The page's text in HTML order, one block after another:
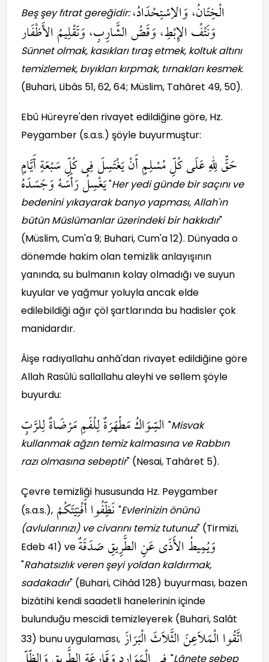
Beş şey fıtrat gereğidir: الْخِتَانُ، وَالاِسْتِحْدَادُ،
وَنَتْفُ الإِبْطِ، وَقَصُّ الشَّارِبِ، وَتَقْلِيمُ الأَظْفَار
Sünnet olmak, kasıkları tıraş etmek, koltuk altını
temizlemek, bıyıkları kırpmak, tırnakları kesmek.
(Buhari, Libâs 51, 62, 64; Müslim, Tahâret 49, 50).
Ebû Hüreyre'den rivayet edildiğine göre, Hz.
Peygamber (s.a.s.) şöyle buyurmuştur:
حَقٌّ لِلهِ عَلَى كُلِّ مُسْلِمٍ أَنْ يَغْتَسِلَ فِى كُلِّ سَبْعَةِ أَيَّامٍ
يَغْسِلُ رَأْسَهُ وَجَسَدَهُ"Her yedi günde bir saçını ve
bedenini yıkayarak banyo yapması, Allah'ın
bütün Müslümanlar üzerindeki bir hakkıdır"
(Müslim, Cum'a 9; Buhari, Cum'a 12). Dünyada o
dönemde hakim olan temizlik anlayışının
yanında, su bulmanın kolay olmadığı ve suyun
kuyular ve yağmur yoluyla ancak elde
edilebildiği ağır çöl şartlarında bu hadisler çok
manidardır.
Âişe radıyallahu anhâ'dan rivayet edildiğine göre
Allah Rasûlü sallallahu aleyhi ve sellem şöyle
buyurdu:
"Misvak
kullanmak ağzın temiz kalmasına ve Rabbın
razı olmasına sebeptir" (Nesai, Tahâret 5).
Çevre temizliği hususunda Hz. Peygamber
(s.a.s.),
"Evlerinizin önünü
(avlularınızı) ve civarını temiz tutunuz" (Tirmizi,
Edeb 41) veوَيُمِيطُ الأَذَى عَنِ الطَّرِيقِ صَدَقَةٌ
"Rahatsızlık veren şeyi yoldan kaldırmak,
sadakadır" (Buhari, Cihâd 128) buyurması, bazen
bizâtihi kendi saadetli hanelerinin içinde
bulunduğu mescidi temizleyerek (Buhari, Salât
33) bunu uygulaması, اتَّقُوا الْمَلاَعِنَ الثَّلاَثَ الْبَرَازَ
"Lânete sebep